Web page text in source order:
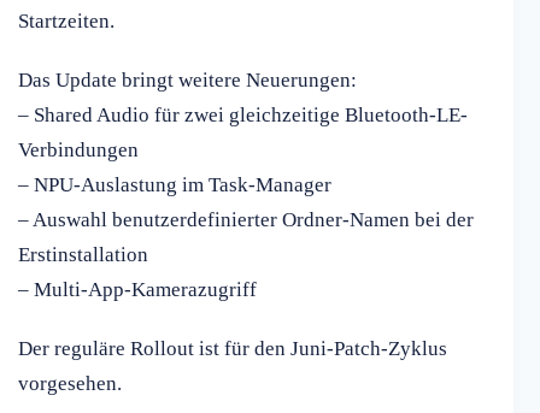
Startzeiten.
Das Update bringt weitere Neuerungen:
– Shared Audio für zwei gleichzeitige Bluetooth-LE-
Verbindungen
– NPU-Auslastung im Task-Manager
– Auswahl benutzerdefinierter Ordner-Namen bei der
Erstinstallation
– Multi-App-Kamerazugriff
Der reguläre Rollout ist für den Juni-Patch-Zyklus
vorgesehen.